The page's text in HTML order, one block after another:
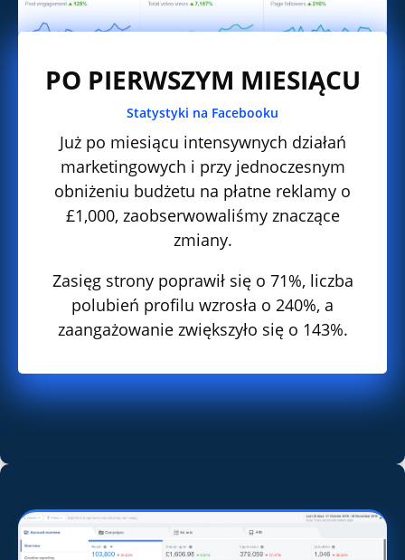
PO PIERWSZYM MIESIĄCU
Statystyki na Facebooku
Już po miesiącu intensywnych działań
marketingowych i przy jednoczesnym
obniżeniu budżetu na płatne reklamy o
£1,000, zaobserwowaliśmy znaczące
zmiany.
Zasięg strony poprawił się o 71%, liczba
polubień profilu wzrosła o 240%, a
zaangażowanie zwiększyło się o 143%.